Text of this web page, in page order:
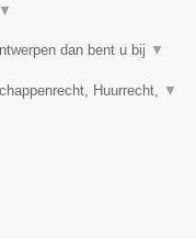
▼
dan bent u bij ▼
Huurrecht, ▼